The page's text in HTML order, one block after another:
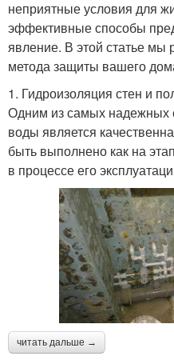
неприятные условия для
эффективные способы
явление. В этой статье
метода защиты вашего
1. Гидроизоляция стен и
Одним из самых надежных
воды является
быть выполнено как на
в процессе его
читать дальше →